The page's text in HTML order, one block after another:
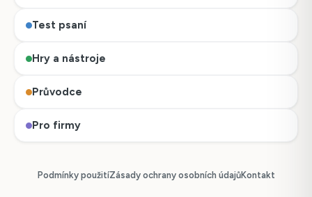
Test psaní
Hry a nástroje
Průvodce
Pro firmy
Podmínky použitíZásady ochrany osobních údajůKontakt